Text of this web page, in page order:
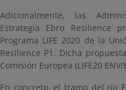
Adicionalmente, las
Estrategia Ebro Resilience
Programa LIFE 2020 de la
Resilience P1. Dicha
Comisión Europea (LIFE20 ENV/
En concreto, el tramo del río